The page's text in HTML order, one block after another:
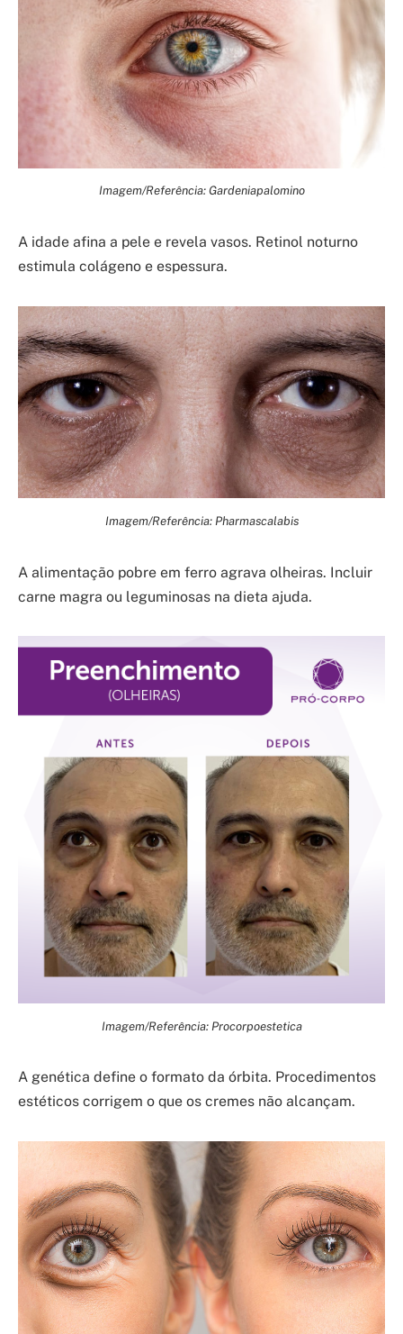
Imagem/Referência: Gardeniapalomino
A idade afina a pele e revela vasos. Retinol noturno
estimula colágeno e espessura.
Imagem/Referência: Pharmascalabis
A alimentação pobre em ferro agrava olheiras. Incluir
carne magra ou leguminosas na dieta ajuda.
Imagem/Referência: Procorpoestetica
A genética define o formato da órbita. Procedimentos
estéticos corrigem o que os cremes não alcançam.